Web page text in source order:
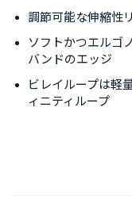
調節可能な伸縮性
ソフトかつエルゴ
バンドのエッジ
ビレイループは軽
ィニティループ